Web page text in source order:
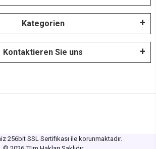
Kategorien
Kontaktieren Sie uns
256bit SSL Sertifikası ile korunmaktadır.